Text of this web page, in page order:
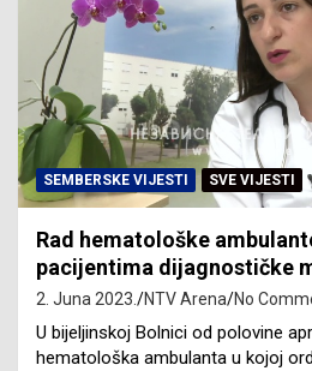
SEMBERSKE VIJESTI SVE VIJESTI
Rad hematološke
pacijentima dijagnostičke
2. Juna 2023. NTV Arena No
U bijeljinskoj Bolnici od polovine
hematološka ambulanta u kojoj